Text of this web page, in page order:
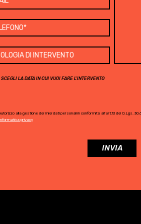
SCEGLI LA DATA IN CUI VUOI FARE L'INTERVENTO
alla gestione dei miei dati personali in conformità all'art.13 del D.Lgs.
privacy